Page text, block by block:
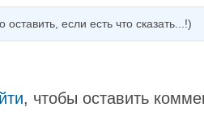
если есть что сказать...!)
, чтобы оставить